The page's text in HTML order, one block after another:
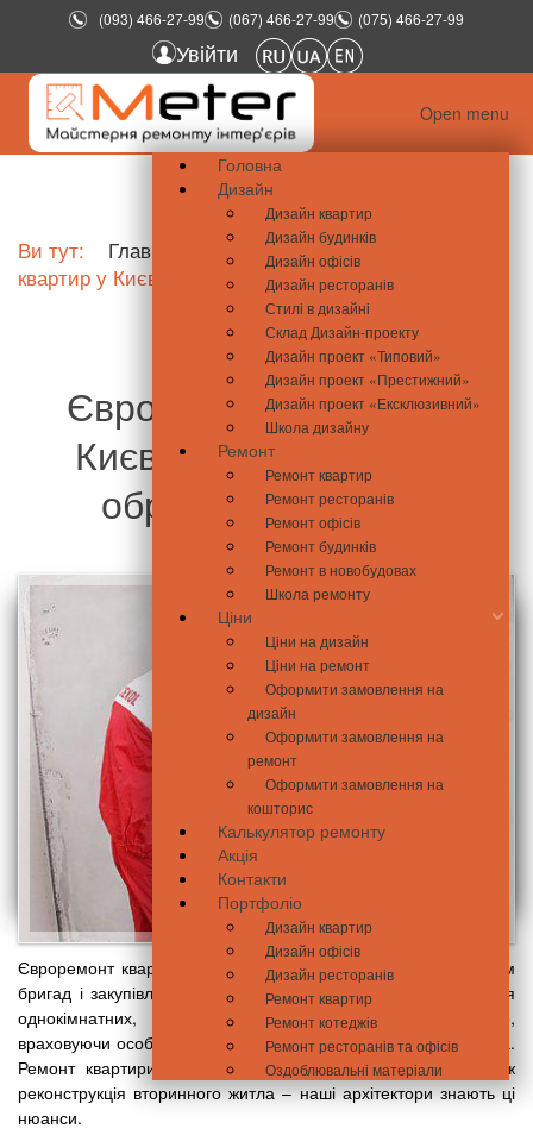
(093) 466-27-99 (067) 466-27-99 (075) 466-27-99
Увійти
Open menu
Головна
Дизайн
Дизайн квартир
Дизайн будинків
Дизайн офісів
Дизайн ресторанів
Стилі в дизайні
Склад Дизайн-проекту
Дизайн проект «Типовий»
Дизайн проект «Престижний»
Дизайн проект «Ексклюзивний»
Школа дизайну
Ремонт
Ремонт квартир
Ремонт ресторанів
Ремонт офісів
Ремонт будинків
Ремонт в новобудовах
Школа ремонту
Ціни
Ціни на дизайн
Ціни на ремонт
Оформити замовлення на
дизайн
Оформити замовлення на
ремонт
Оформити замовлення на
кошторис
Калькулятор ремонту
Акція
Контакти
Портфоліо
Дизайн квартир
Дизайн офісів
Дизайн ресторанів
Ремонт квартир
Ремонт котеджів
Ремонт ресторанів та офісів
Оздоблювальні матеріали
Ви тут: Главная Школа ремонту
квартир у Києві
Євроремонт квартир у
Києві: що входить і як
обрати підрядника
Євроремонт квартири під ключ позбавляє клопоту з пошуком
бригад і закупівлею матеріалів. Ми проєктуємо інтер’єри для
однокімнатних, двокімнатних і трикімнатних квартир,
враховуючи особливості планування та побажання замовника.
Ремонт квартири в новобудові вимагає іншого підходу, ніж
реконструкція вторинного житла – наші архітектори знають ці
нюанси.